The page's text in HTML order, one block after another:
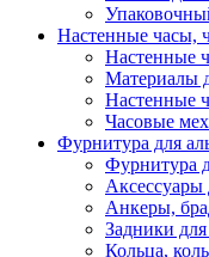
Настенные часы,
Настенные
Материалы
Настенные
Часовые
Фурнитура для
Фурнитура
Анкеры,
Задники
Кольца,